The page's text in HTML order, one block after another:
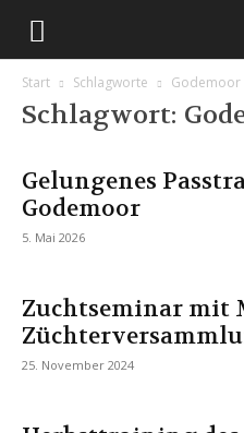
Start Schlagworte Godemoor
Schlagwort:
Gelungenes
Godemoor
5. Mai 2026
Zuchtseminar mit
25. November 2024